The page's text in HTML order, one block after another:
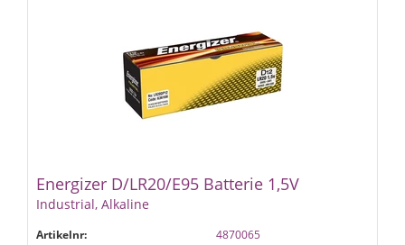
Energizer D/LR20/E95 Batterie 1,5V
Industrial, Alkaline
Artikelnr:
4870065